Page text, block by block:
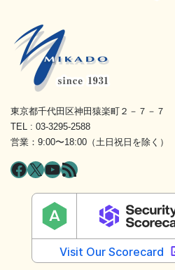
東京都千代田区神田猿楽町２－７－７
TEL : 03-3295-2588
営業：9:00〜18:00（土日祝日を除く）
Facebook
X YouTube
RSS フィード